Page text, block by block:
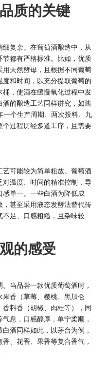
质的关键
复杂。在葡萄酒酿造中，从
都有严格标准。比如，优质
天然酵母，且根据不同葡萄
和时间，以充分提取葡萄的
，使酒在缓慢氧化过程中发
的酿造工艺同样讲究，如酱
一个生产周期、两次投料、九
过程历经多道工序，且需要
可能较为简单粗放。葡萄酒
温度、时间的精准控制，导
单一。一些白酒为降低成
甚至采用液态发酵法替代传
足、口感粗糙，且杂味较
的感受
当品尝一款优质葡萄酒时，
果香（草莓、樱桃、黑加仑
料香（胡椒、肉桂等），同
息，口感醇厚，单宁柔顺，
酒同样如此，以茅台为例，
、花香、果香等复合香气，